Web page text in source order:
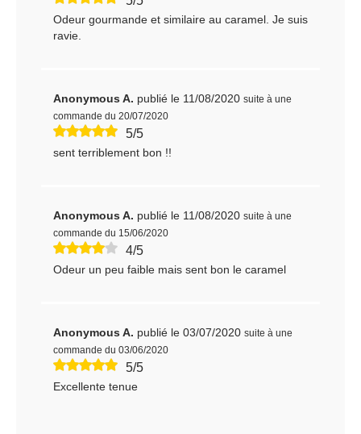
Odeur gourmande et similaire au caramel. Je suis
ravie.
Anonymous A. publié le 11/08/2020 suite à une
commande du 20/07/2020
5/5
sent terriblement bon !!
Anonymous A. publié le 11/08/2020 suite à une
commande du 15/06/2020
4/5
Odeur un peu faible mais sent bon le caramel
Anonymous A. publié le 03/07/2020 suite à une
commande du 03/06/2020
5/5
Excellente tenue